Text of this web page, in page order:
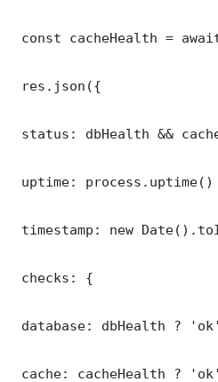
const cacheHealth =
res.json({
status: dbHealth &&
uptime: process.uptime()
timestamp: new
checks: {
database: dbHealth ?
cache: cacheHealth ?